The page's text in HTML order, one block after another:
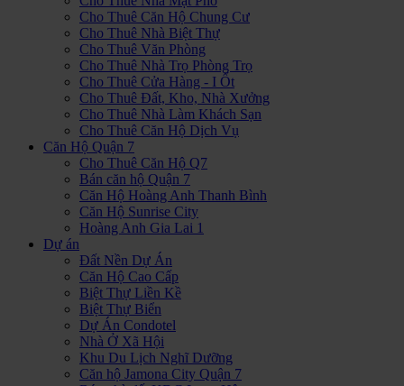
Cho Thuê Căn Hộ Chung Cư
Cho Thuê Nhà Biệt Thự
Cho Thuê Văn Phòng
Cho Thuê Nhà Trọ Phòng Trọ
Cho Thuê Cửa Hàng - I Ốt
Cho Thuê Đất, Kho, Nhà Xưởng
Cho Thuê Nhà Làm Khách Sạn
Cho Thuê Căn Hộ Dịch Vụ
Căn Hộ Quận 7
Cho Thuê Căn Hộ Q7
Bán căn hộ Quận 7
Căn Hộ Hoàng Anh Thanh Bình
Căn Hộ Sunrise City
Hoàng Anh Gia Lai 1
Dự án
Đất Nền Dự Án
Căn Hộ Cao Cấp
Biệt Thự Liền Kề
Biệt Thự Biển
Dự Án Condotel
Nhà Ở Xã Hội
Khu Du Lịch Nghĩ Dưỡng
Căn hộ Jamona City Quận 7